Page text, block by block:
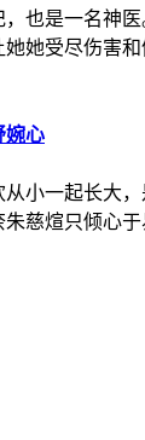
也是一名神医
她受尽伤害
婉心
小一起长大
慈煊只倾心